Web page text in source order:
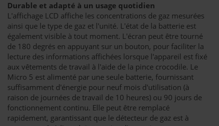
Durable et adapté à un usage quotidien
L'affichage LCD affiche les concentrations de gaz mesurées
ainsi que le type de gaz et l'unité. L'état de la batterie est
également visible à tout moment. L'écran peut être tourné
de 180 degrés en appuyant sur un bouton, pour faciliter la
lecture des informations affichées lorsque l'appareil est fixé
aux vêtements de travail à l'aide de la pince crocodile. Le
Micro 5 est alimenté par une seule batterie, fournissant
suffisamment d'énergie pour neuf mois d'utilisation (à
raison de journées de travail de 10 heures) ou 90 jours de
fonctionnement continu. Elle peut être remplacé
rapidement, garantissant que le détecteur de gaz est à